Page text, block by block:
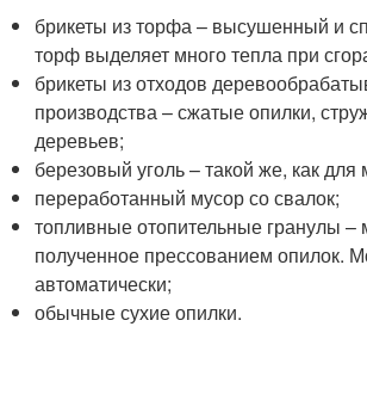
брикеты из торфа – высушенный и
торф выделяет много тепла при
брикеты из отходов
производства – сжатые опилки,
деревьев;
березовый уголь – такой же, как для
переработанный мусор со свалок;
топливные отопительные гранулы –
полученное прессованием опилок.
автоматически;
обычные сухие опилки.